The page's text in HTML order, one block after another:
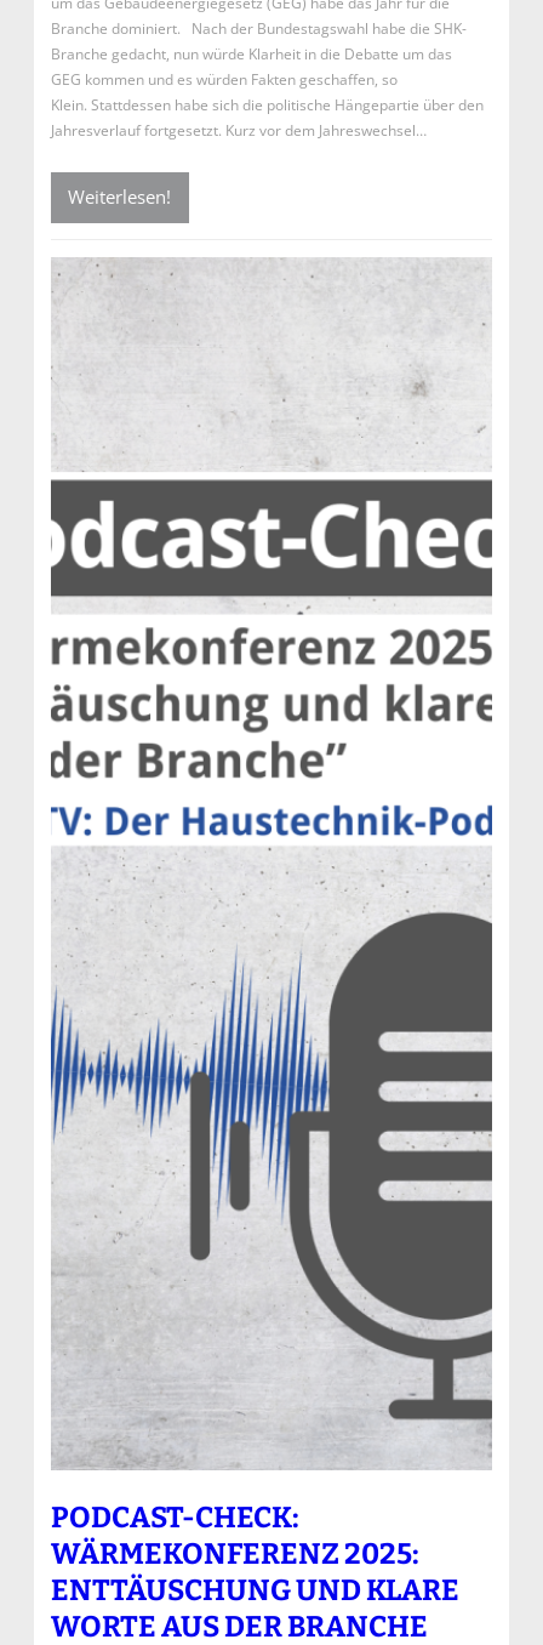
Branche dominiert. Nach der Bundestagswahl habe die SHK-
Branche gedacht, nun würde Klarheit in die Debatte um das
GEG kommen und es würden Fakten geschaffen, so
Klein. Stattdessen habe sich die politische Hängepartie über den
Jahresverlauf fortgesetzt. Kurz vor dem Jahreswechsel…
Weiterlesen!
PODCAST-CHECK:
WÄRMEKONFERENZ 2025:
ENTTÄUSCHUNG UND KLARE
WORTE AUS DER BRANCHE